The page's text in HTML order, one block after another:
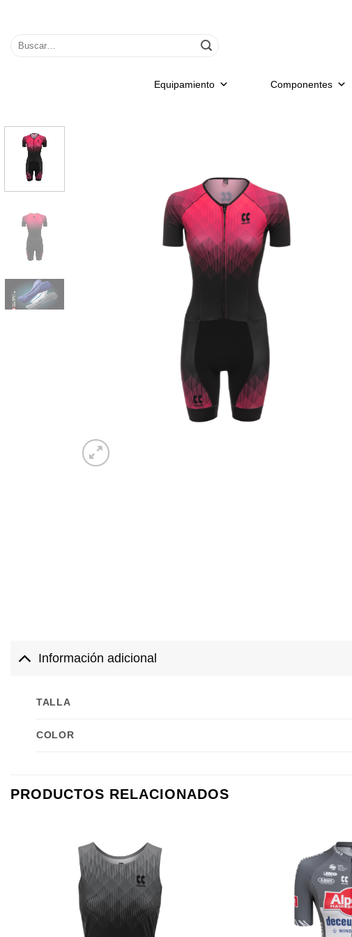
contenido
Buscar
Equipamiento Componentes
Información adicional
TALLA
COLOR
PRODUCTOS RELACIONADOS